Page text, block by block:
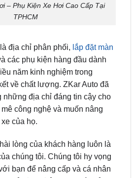
địa chỉ phân phối,
năm kinh nghiệm trong
về chất lượng. ZKar Auto đã
địa chỉ đáng tin cậy cho
công nghệ và muốn nâng
của họ.
lòng của khách hàng luôn là
bạn để nâng cấp và cá nhân
của bạn thông qua các sản
cấp của ZKar Auto.